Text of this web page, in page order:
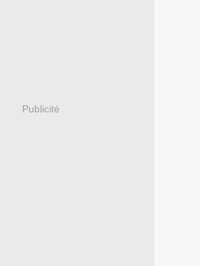
Publicité